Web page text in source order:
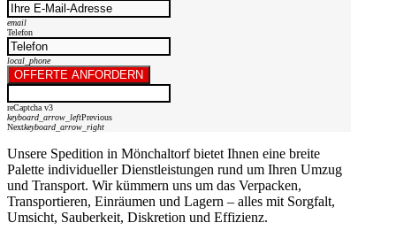
email
Telefon
local_phone
OFFERTE ANFORDERN
reCaptcha v3
keyboard_arrow_leftPrevious
Nextkeyboard_arrow_right
Unsere Spedition in Mönchaltorf bietet Ihnen eine breite
Palette individueller Dienstleistungen rund um Ihren Umzug
und Transport. Wir kümmern uns um das Verpacken,
Transportieren, Einräumen und Lagern – alles mit Sorgfalt,
Umsicht, Sauberkeit, Diskretion und Effizienz.